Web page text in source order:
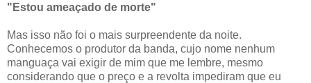
"Estou ameaçado de morte"
Mas isso não foi o mais surpreendente da noite.
Conhecemos o produtor da banda, cujo nome nenhum
manguaça vai exigir de mim que me lembre, mesmo
considerando que o preço e a revolta impediram que eu